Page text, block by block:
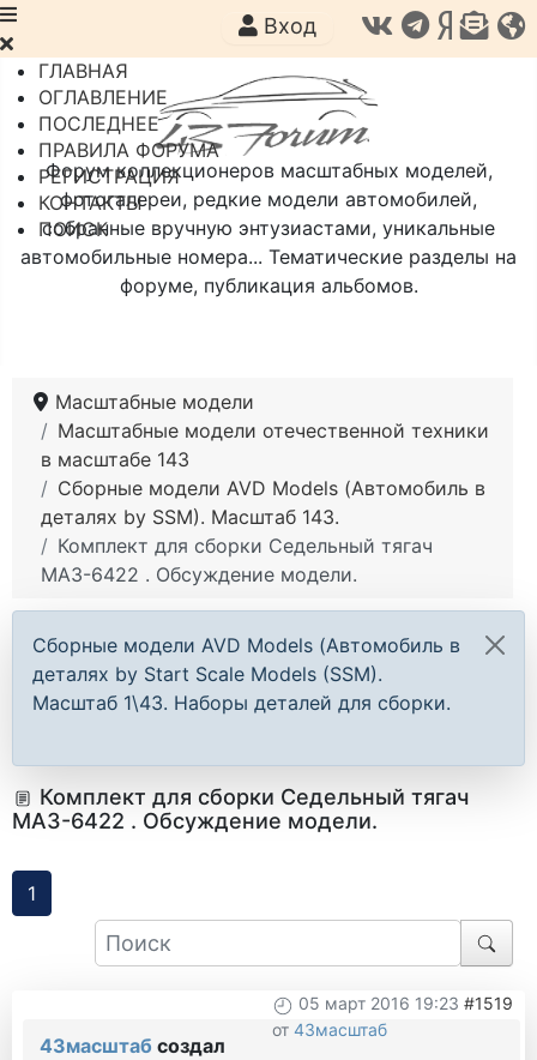
Форум коллекционеров масштабных моделей,
фотогалереи, редкие модели автомобилей,
собранные вручную энтузиастами, уникальные
автомобильные номера... Тематические разделы на
форуме, публикация альбомов.
Вход
ГЛАВНАЯ
ОГЛАВЛЕНИЕ
ПОСЛЕДНЕЕ
ПРАВИЛА ФОРУМА
РЕГИСТРАЦИЯ
КОНТАКТЫ
ПОИСК
Масштабные модели
Масштабные модели отечественной техники
в масштабе 143
Сборные модели AVD Models (Автомобиль в
деталях by SSM). Масштаб 143.
Комплект для сборки Седельный тягач
МАЗ-6422 . Обсуждение модели.
Сборные модели AVD Models (Автомобиль в
деталях by Start Scale Models (SSM).
Масштаб 1\43. Наборы деталей для сборки.
Комплект для сборки Седельный тягач
МАЗ-6422 . Обсуждение модели.
1
05 март 2016 19:23 #1519
от 43масштаб
43масштаб создал